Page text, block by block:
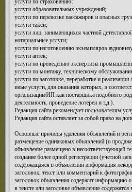
услуги по страхованию;
услуги образовательных учреждений;
услуги по перевозке пассажиров и опасных
услуги такси;
услуги лиц, занимающихся частной
нотариальные услуги;
услуги по изготовлению экземпляров
услуги аптек;
услуги по проведению экспертизы
услуги по монтажу, техническому
услуги по заготовке, переработке и
иные услуги, для оказания которых, в
организации/ИП как поставщика подобного
деятельность, проведение лотереи и т.д.).
Редакция сайта рекомендует пользователям
Редакция сайта оставляет за собой право на
Основные причины удаления объявлений и
размещение одинаковых объявлений (о
объявление размещено в несоответствующей
создание более одной регистрации (учетной
содержащаяся в объявлении информация
заголовок, текст или комментарий к
заголовок объявления содержит информацию
в тексте или заголовке объявления